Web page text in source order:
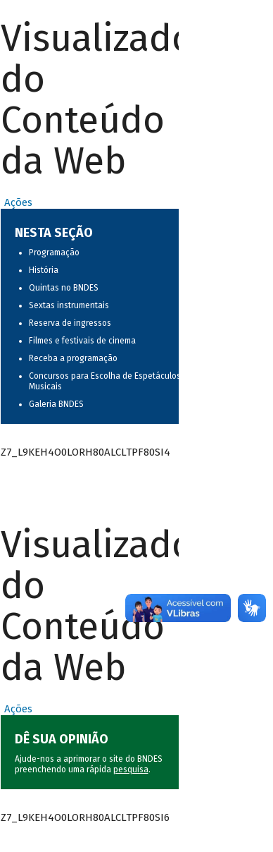
Visualizador
do
Conteúdo
da Web
Ações
NESTA SEÇÃO
Programação
História
Quintas no BNDES
Sextas instrumentais
Reserva de ingressos
Filmes e festivais de cinema
Receba a programação
Concursos para Escolha de Espetáculos
Musicais
Galeria BNDES
Z7_L9KEH4O0LORH80ALCLTPF80SI4
Visualizador
do
Conteúdo
da Web
Ações
DÊ SUA OPINIÃO
Ajude-nos a aprimorar o site do BNDES
preenchendo uma rápida pesquisa.
Z7_L9KEH4O0LORH80ALCLTPF80SI6